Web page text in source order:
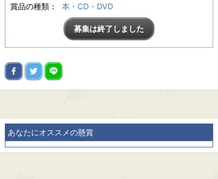
賞品の種類：
本・CD・DVD
募集は終了しました
あなたにオススメの懸賞